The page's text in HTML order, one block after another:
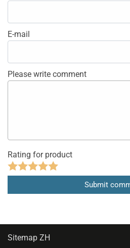
E-mail
Please write comment
Rating for product
Sitemap ZH